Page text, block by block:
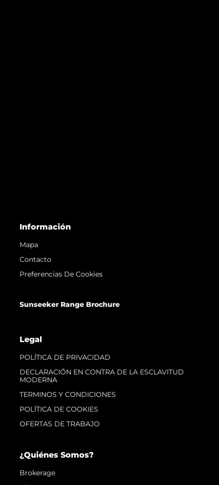
Información
Mapa
Contacto
Preferencias De Cookies
Sunseeker Range Brochure
Legal
POLÍTICA DE PRIVACIDAD
DECLARACIÓN EN CONTRA DE LA ESCLAVITUD
MODERNA
TERMINOS Y CONDICIONES
POLÍTICA DE COOKIES
OFERTAS DE TRABAJO
¿Quiénes Somos?
Brokerage